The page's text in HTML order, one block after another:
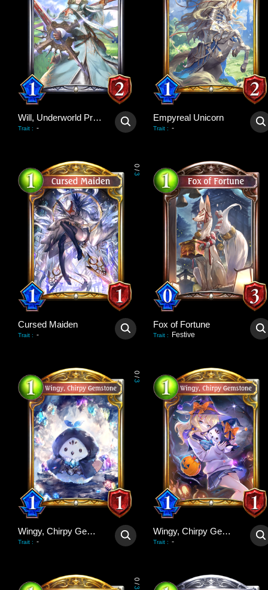
Will, Underworld Priest
Trait : -
Empyreal Unicorn
Trait : -
0
/
3
Cursed Maiden
Trait : -
Fox of Fortune
Trait : Festive
0
/
3
Wingy, Chirpy Gemstone
Trait : -
Wingy, Chirpy Gemstone
Trait : -
0
/
3